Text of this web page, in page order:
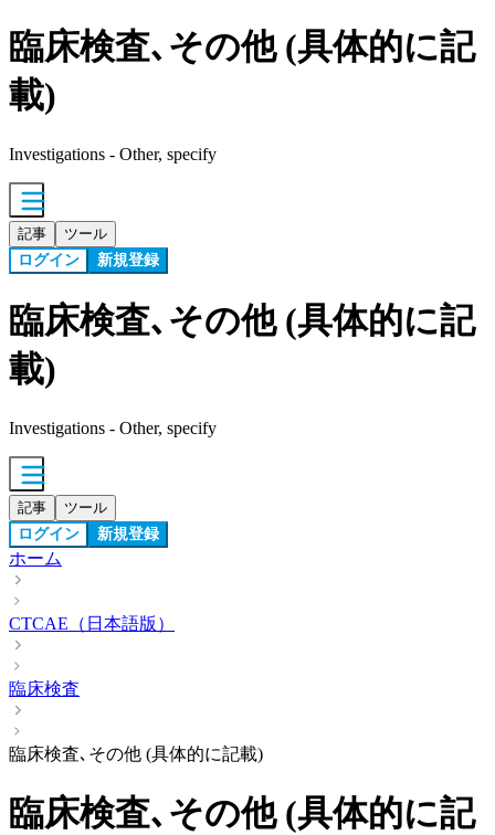
臨床検査､その他 (具体的に記
載)
Investigations - Other, specify
記事 ツール
ログイン 新規登録
臨床検査､その他 (具体的に記
載)
Investigations - Other, specify
記事 ツール
ログイン 新規登録
ホーム
CTCAE（日本語版）
臨床検査
臨床検査､その他 (具体的に記載)
臨床検査､その他 (具体的に記